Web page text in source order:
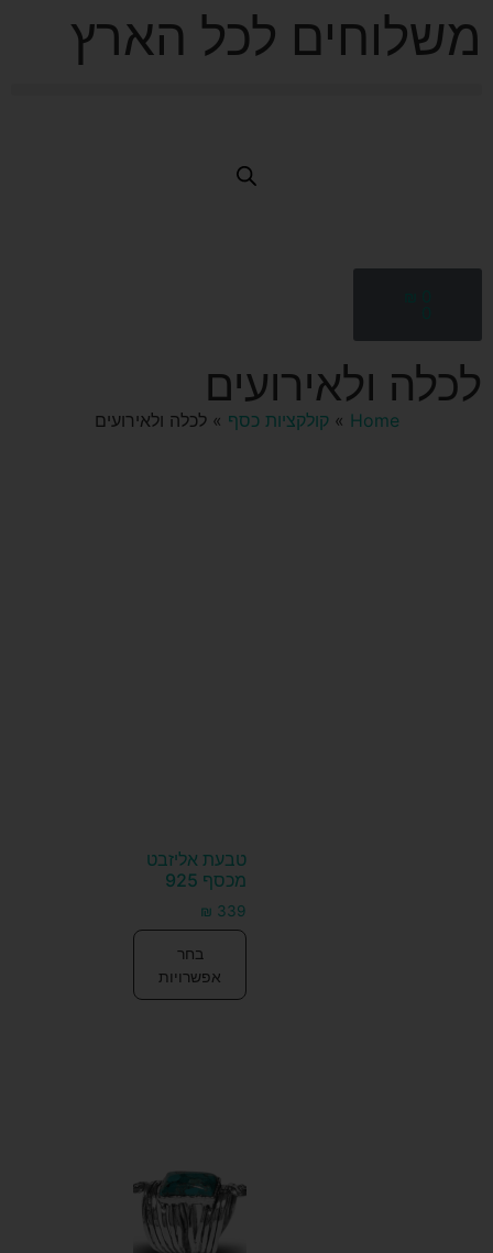
משלוחים לכל הארץ
לכלה ולאירועים
Home
»קולקציות כסף »לכלה ולאירועים
טבעת אליזבט
מכסף 925
₪ 339
בחר
אפשרויות